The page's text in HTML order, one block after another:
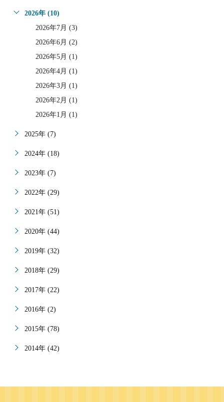
2026年 (10)
2026年7月 (3)
2026年6月 (2)
2026年5月 (1)
2026年4月 (1)
2026年3月 (1)
2026年2月 (1)
2026年1月 (1)
2025年 (7)
2024年 (18)
2023年 (7)
2022年 (29)
2021年 (51)
2020年 (44)
2019年 (32)
2018年 (29)
2017年 (22)
2016年 (2)
2015年 (78)
2014年 (42)